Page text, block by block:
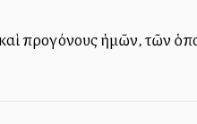
ἡμῶν, τῶν